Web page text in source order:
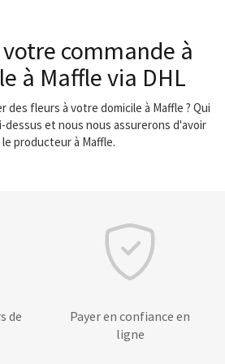
commande à
à Maffle via DHL
des fleurs à votre domicile à Maffle ? Qui
dessus et nous nous assurerons d'avoir
producteur à Maffle.
de
Payer en confiance en
ligne